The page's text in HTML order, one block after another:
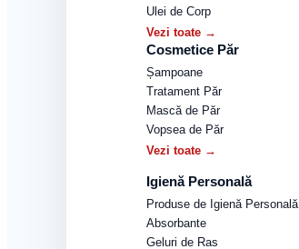
Ulei de Corp
Vezi toate →
Cosmetice Păr
Șampoane
Tratament Păr
Mască de Păr
Vopsea de Păr
Vezi toate →
Igienă Personală
Produse de Igienă Personală
Absorbante
Geluri de Ras